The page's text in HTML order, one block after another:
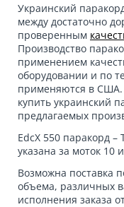
Украинский
между достаточно
проверенным
Производство
применением
оборудовании и по
применяются в
купить украинский
предлагаемых
EdcX 550 паракорд –
указана за моток 10
Возможна поставка
объема, различных
исполнения заказа